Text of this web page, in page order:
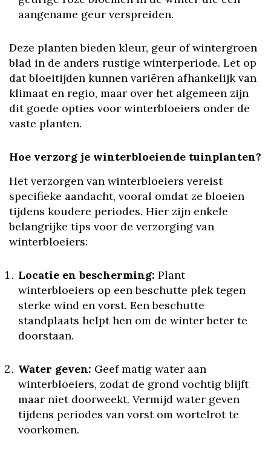
aangename geur verspreiden.
Deze planten bieden kleur, geur of wintergroen
blad in de anders rustige winterperiode. Let op
dat bloeitijden kunnen variëren afhankelijk van
klimaat en regio, maar over het algemeen zijn
dit goede opties voor winterbloeiers onder de
vaste planten.
Hoe verzorg je winterbloeiende tuinplanten?
Het verzorgen van winterbloeiers vereist
specifieke aandacht, vooral omdat ze bloeien
tijdens koudere periodes. Hier zijn enkele
belangrijke tips voor de verzorging van
winterbloeiers:
Locatie en bescherming: Plant
winterbloeiers op een beschutte plek tegen
sterke wind en vorst. Een beschutte
standplaats helpt hen om de winter beter te
doorstaan.
Water geven: Geef matig water aan
winterbloeiers, zodat de grond vochtig blijft
maar niet doorweekt. Vermijd water geven
tijdens periodes van vorst om wortelrot te
voorkomen.